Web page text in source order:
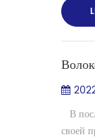
В
своей